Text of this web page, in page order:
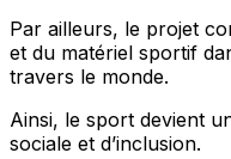
Par ailleurs, le projet
et du matériel sportif
travers le monde.
Ainsi, le sport devient
sociale et d’inclusion.